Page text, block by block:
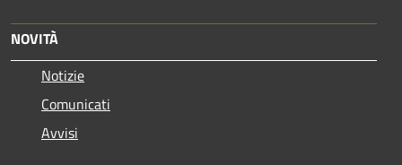
NOVITÀ
Notizie
Comunicati
Avvisi